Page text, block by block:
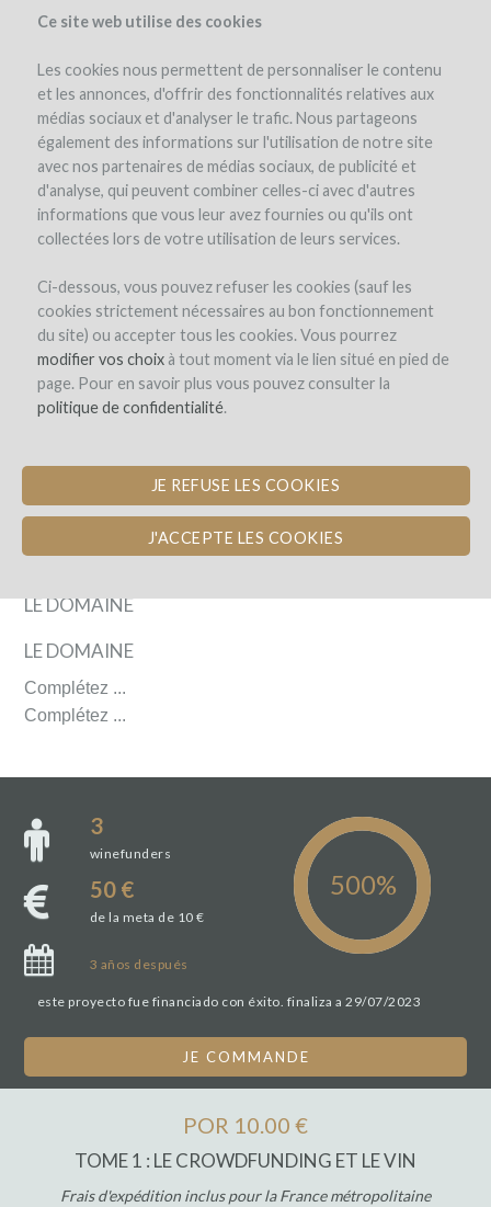
Ce site web utilise des cookies
Les cookies nous permettent de personnaliser le contenu
et les annonces, d'offrir des fonctionnalités relatives aux
médias sociaux et d'analyser le trafic. Nous partageons
également des informations sur l'utilisation de notre site
avec nos partenaires de médias sociaux, de publicité et
d'analyse, qui peuvent combiner celles-ci avec d'autres
informations que vous leur avez fournies ou qu'ils ont
collectées lors de votre utilisation de leurs services.
Ci-dessous, vous pouvez refuser les cookies (sauf les
cookies strictement nécessaires au bon fonctionnement
du site) ou accepter tous les cookies. Vous pourrez
modifier vos choixà tout moment via le lien situé en pied de
page. Pour en savoir plus vous pouvez consulter la
politique de confidentialité.
JE REFUSE LES COOKIES
J'ACCEPTE LES COOKIES
el proyecto la empresa el equipo detalles del proyecto
opinión de expertos los reembolsos en vino noticias (0)
winefunders(3) comentarios (0)
Achat des livres sur les Financements
Alternatifs
ÉCRITS PAR MAXIME DEBURE AUX
ÉDITIONS FÉRET
LE DOMAINE
LE DOMAINE
Complétez ...
Complétez ...
3
winefunders
50 €
de la meta de 10 €
3 años después
este proyecto fue financiado con éxito. finaliza a 29/07/2023
JE COMMANDE
POR 10.00 €
TOME 1 : LE CROWDFUNDING ET LE VIN
Frais d'expédition inclus pour la France métropolitaine